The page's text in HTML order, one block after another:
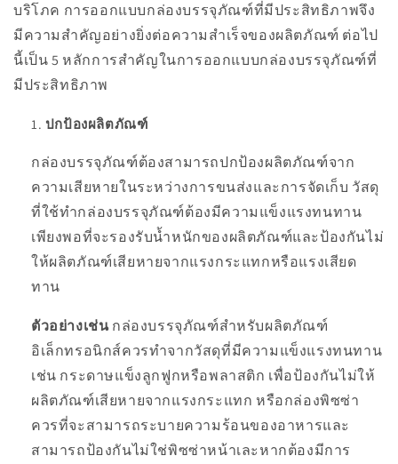
บริโภค การออกแบบกล่องบรรจุภัณฑ์ที่มีประสิทธิภาพจึง
มีความสำคัญอย่างยิ่งต่อความสำเร็จของผลิตภัณฑ์ ต่อไป
นี้เป็น 5 หลักการสำคัญในการออกแบบกล่องบรรจุภัณฑ์ที่
มีประสิทธิภาพ
ปกป้องผลิตภัณฑ์
กล่องบรรจุภัณฑ์ต้องสามารถปกป้องผลิตภัณฑ์จาก
ความเสียหายในระหว่างการขนส่งและการจัดเก็บ วัสดุ
ที่ใช้ทำกล่องบรรจุภัณฑ์ต้องมีความแข็งแรงทนทาน
เพียงพอที่จะรองรับน้ำหนักของผลิตภัณฑ์และป้องกันไม่
ให้ผลิตภัณฑ์เสียหายจากแรงกระแทกหรือแรงเสียด
ทาน
ตัวอย่างเช่นกล่องบรรจุภัณฑ์สำหรับผลิตภัณฑ์
อิเล็กทรอนิกส์ควรทำจากวัสดุที่มีความแข็งแรงทนทาน
เช่น กระดาษแข็งลูกฟูกหรือพลาสติก เพื่อป้องกันไม่ให้
ผลิตภัณฑ์เสียหายจากแรงกระแทก หรือกล่องพิซซ่า
ควรที่จะสามารถระบายความร้อนของอาหารและ
สามารถป้องกันไม่ใช่พิซซ่าหน้าเละหากต้องมีการ